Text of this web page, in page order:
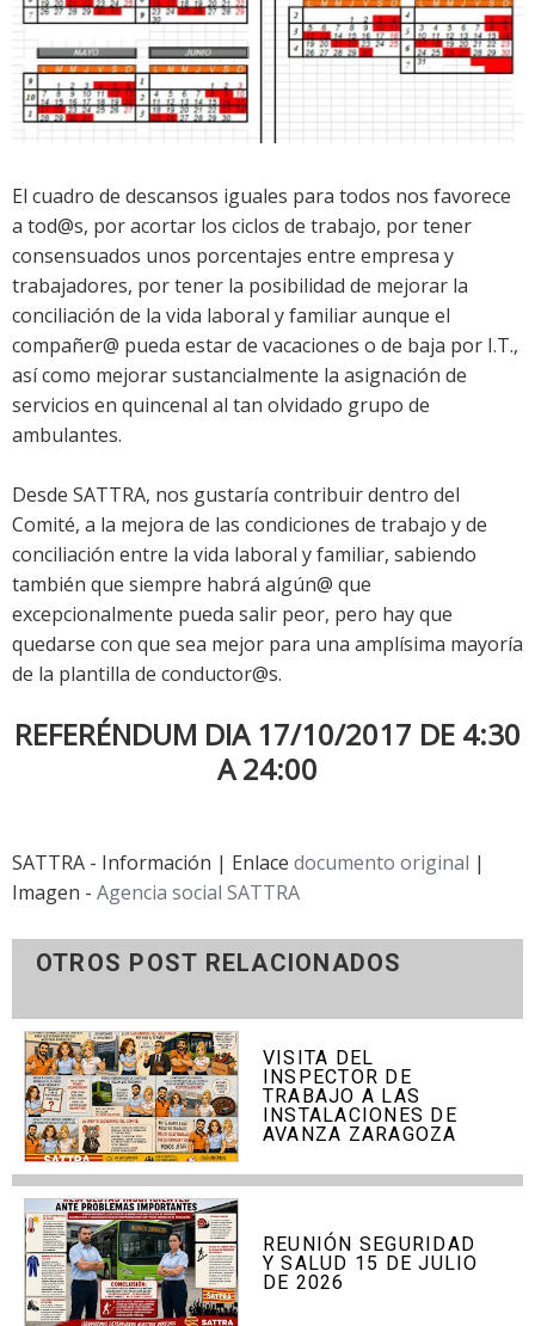
El cuadro de descansos iguales para todos nos favorece
a tod@s, por acortar los ciclos de trabajo, por tener
consensuados unos porcentajes entre empresa y
trabajadores, por tener la posibilidad de mejorar la
conciliación de la vida laboral y familiar aunque el
compañer@ pueda estar de vacaciones o de baja por I.T.,
así como mejorar sustancialmente la asignación de
servicios en quincenal al tan olvidado grupo de
ambulantes.
Desde SATTRA, nos gustaría contribuir dentro del
Comité, a la mejora de las condiciones de trabajo y de
conciliación entre la vida laboral y familiar, sabiendo
también que siempre habrá algún@ que
excepcionalmente pueda salir peor, pero hay que
quedarse con que sea mejor para una amplísima mayoría
de la plantilla de conductor@s.
REFERÉNDUM DIA 17/10/2017 DE 4:30
A 24:00
SATTRA - Información | Enlace documento original |
Imagen - Agencia social SATTRA
OTROS POST RELACIONADOS
VISITA DEL
INSPECTOR DE
TRABAJO A LAS
INSTALACIONES DE
AVANZA ZARAGOZA
REUNIÓN SEGURIDAD
Y SALUD 15 DE JULIO
DE 2026